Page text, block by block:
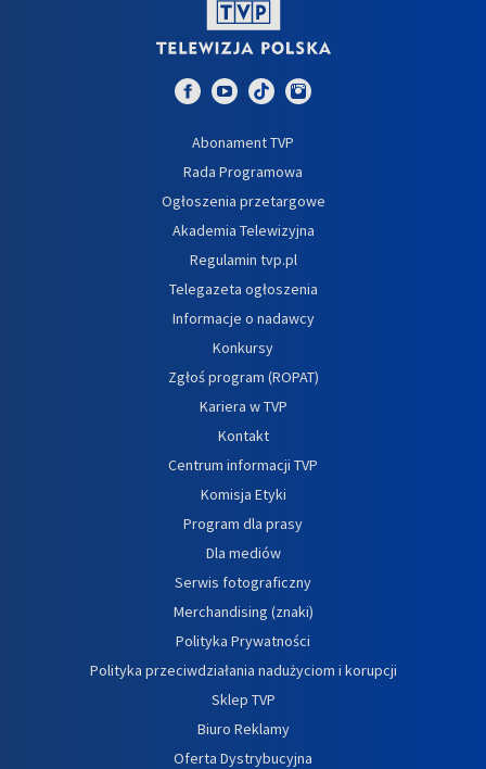
Abonament TVP
Rada Programowa
Ogłoszenia przetargowe
Akademia Telewizyjna
Regulamin tvp.pl
Telegazeta ogłoszenia
Informacje o nadawcy
Konkursy
Zgłoś program (ROPAT)
Kariera w TVP
Kontakt
Centrum informacji TVP
Komisja Etyki
Program dla prasy
Dla mediów
Serwis fotograficzny
Merchandising (znaki)
Polityka Prywatności
Polityka przeciwdziałania nadużyciom i korupcji
Sklep TVP
Biuro Reklamy
Oferta Dystrybucyjna